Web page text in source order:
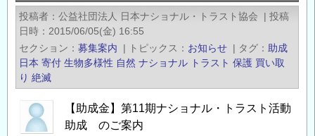
強
化
研
修
「国
協
力
投稿者 公益社団法人 日本ナショナル・トラスト協会 | 投稿
日時
2015/06/05(金) 16:55
セクション
募集案内 | トピックス お知らせ | タグ
助成
日本 寄付 生物多様性 自然 ナショナル トラスト 保護 買い取
り 絶滅
【助成金】第11期ナショナル・トラスト活動
助成 のご案内